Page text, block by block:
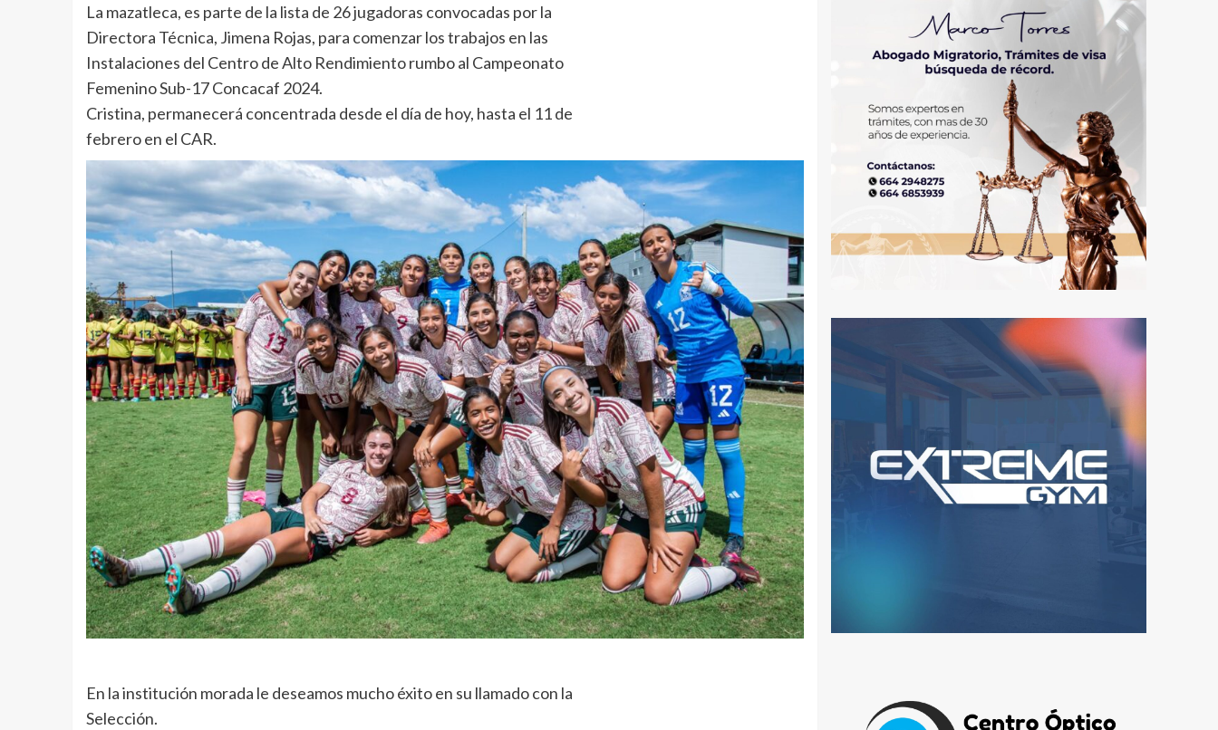
La mazatleca, es parte de la lista de 26 jugadoras convocadas por la
Directora Técnica, Jimena Rojas, para comenzar los trabajos en las
Instalaciones del Centro de Alto Rendimiento rumbo al Campeonato
Femenino Sub-17 Concacaf 2024.
Cristina, permanecerá concentrada desde el día de hoy, hasta el 11 de
febrero en el CAR.
En la institución morada le deseamos mucho éxito en su llamado con la
Selección.